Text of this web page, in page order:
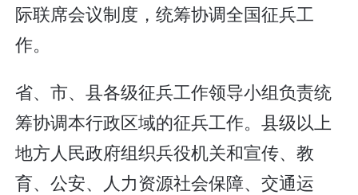
际联席会议制度，统筹协调全国征兵工
作。
省、市、县各级征兵工作领导小组负责统
筹协调本行政区域的征兵工作。县级以上
地方人民政府组织兵役机关和宣传、教
育、公安、人力资源社会保障、交通运